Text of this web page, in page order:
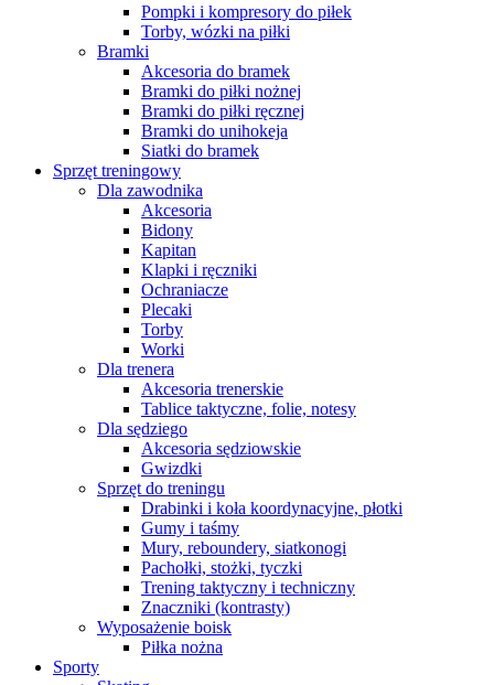
Pompki i kompresory do piłek
Torby, wózki na piłki
Bramki
Akcesoria do bramek
Bramki do piłki nożnej
Bramki do piłki ręcznej
Bramki do unihokeja
Siatki do bramek
Sprzęt treningowy
Dla zawodnika
Akcesoria
Bidony
Kapitan
Klapki i ręczniki
Ochraniacze
Plecaki
Torby
Worki
Dla trenera
Akcesoria trenerskie
Tablice taktyczne, folie, notesy
Dla sędziego
Akcesoria sędziowskie
Gwizdki
Sprzęt do treningu
Drabinki i koła koordynacyjne, płotki
Gumy i taśmy
Mury, reboundery, siatkonogi
Pachołki, stożki, tyczki
Trening taktyczny i techniczny
Znaczniki (kontrasty)
Wyposażenie boisk
Piłka nożna
Sporty